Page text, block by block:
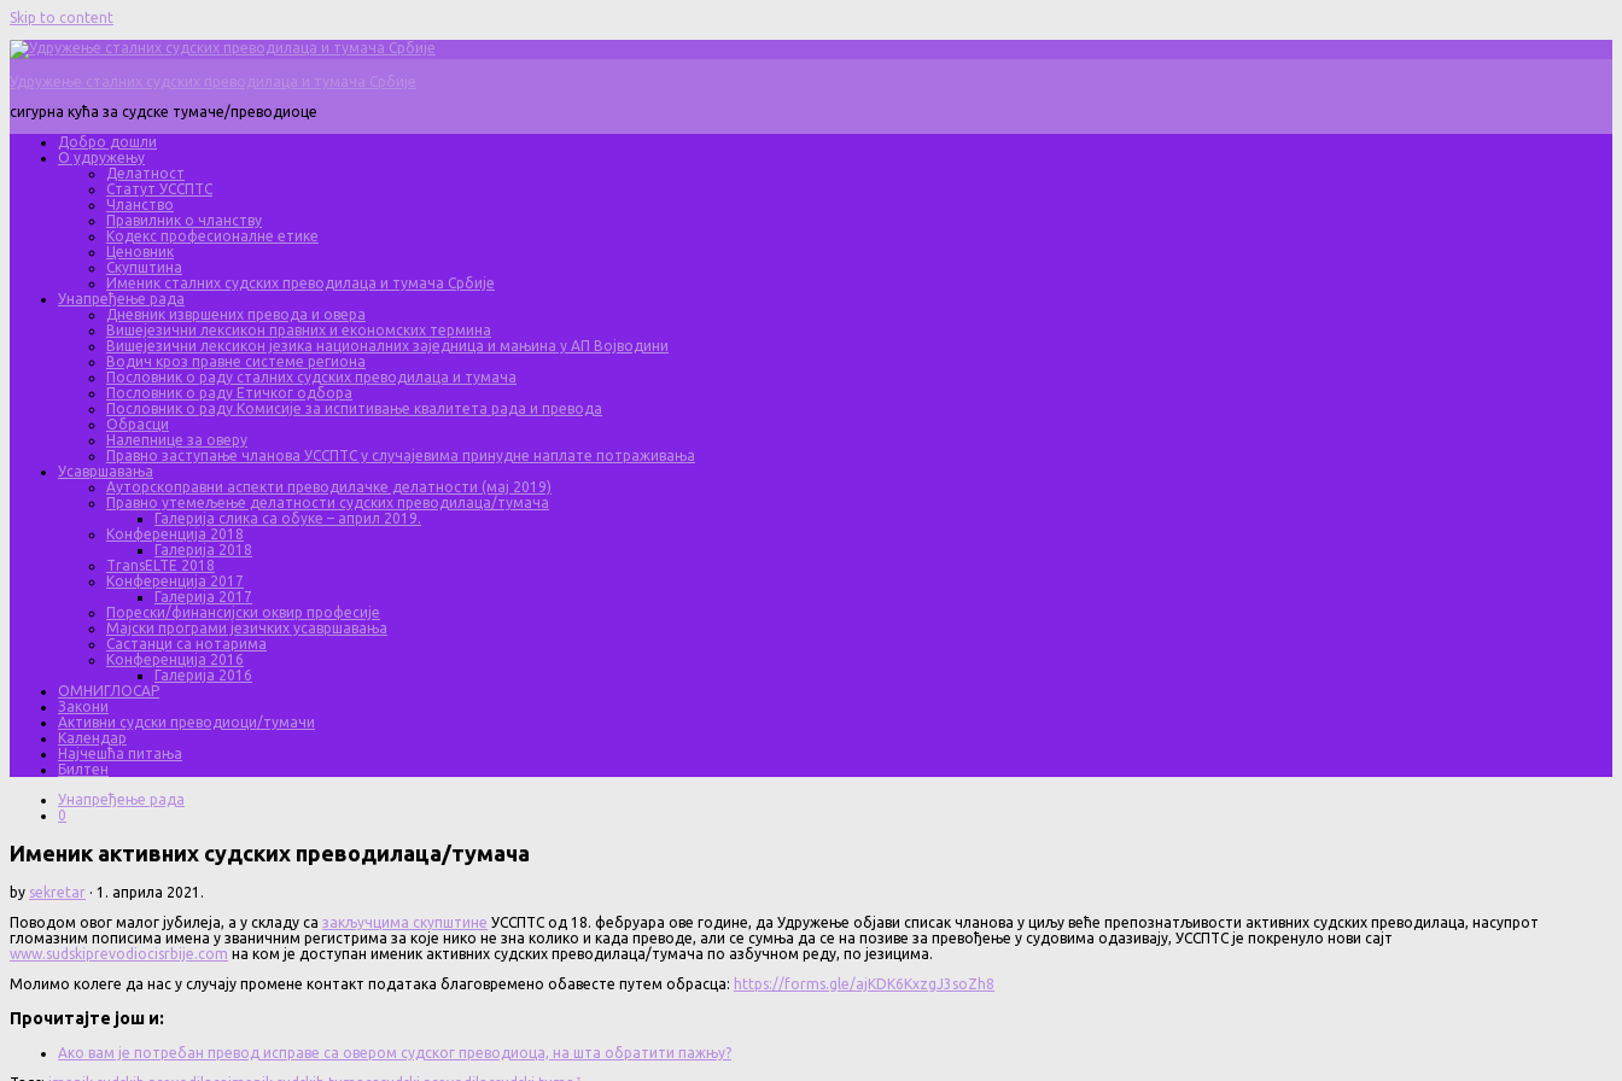
Skip to content
Удружење сталних судских преводилаца и тумача Србије
сигурна кућа за судске тумаче/преводиоце
Добро дошли
О удружењу
Делатност
Статут УССПТС
Чланство
Правилник о чланству
Кодекс професионалне етике
Ценовник
Скупштина
Именик сталних судских преводилаца и тумача Србије
Унапређење рада
Дневник извршених превода и овера
Вишејезични лексикон правних и економских термина
Вишејезични лексикон језика националних заједница и мањина у АП Војводини
Водич кроз правне системе региона
Пословник о раду сталних судских преводилаца и тумача
Пословник о раду Етичког одбора
Пословник о раду Комисије за испитивање квалитета рада и превода
Обрасци
Налепнице за оверу
Правно заступање чланова УССПТС у случајевима принудне наплате потраживања
Усавршавања
Ауторскоправни аспекти преводилачке делатности (мај 2019)
Правно утемељење делатности судских преводилаца/тумача
Галерија слика са обуке – април 2019.
Конференција 2018
Галерија 2018
TransELTE 2018
Конференција 2017
Галерија 2017
Порески/финансијски оквир професије
Мајски програми језичких усавршавања
Састанци са нотарима
Конференција 2016
Галерија 2016
ОМНИГЛОСАР
Закони
Активни судски преводиоци/тумачи
Календар
Најчешћа питања
Билтен
Унапређење рада
0
Именик активних судских преводилаца/тумача
by sekretar · 1. априла 2021.
Поводом овог малог јубилеја, а у складу са закључцима скупштине УССПТС од 18. фебруара ове године, да Удружење објави списак чланова у циљу веће препознатљивости активних судских преводилаца, насупрот
гломазним пописима имена у званичним регистрима за које нико не зна колико и када преводе, али се сумња да се на позиве за превођење у судовима одазивају, УССПТС је покренуло нови сајт
www.sudskiprevodiocisrbije.com на ком је доступан именик активних судских преводилаца/тумача по азбучном реду, по језицима.
Молимо колеге да нас у случају промене контакт податaка благовремено обавесте путем обрасца: https://forms.gle/ajKDK6KxzgJ3soZh8
Прочитајте још и:
Ако вам је потребан превод исправе са овером судског преводиоца, на шта обратити пажњу?